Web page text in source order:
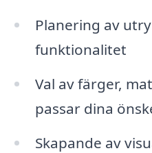
Planering av
funktionalitet
Val av färger,
passar dina
Skapande av